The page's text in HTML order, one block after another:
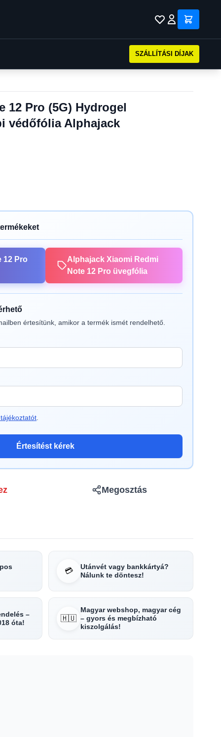
SZÁLLÍTÁSI DÍJAK
12 Pro (5G) Hydrogel
védőfólia Alphajack
12 Pro
Alphajack Xiaomi Redmi
Note 12 Pro üvegfólia
értesítünk, amikor a termék ismét rendelhető.
Értesítést kérek
Megosztás
💳
Utánvét vagy bankkártyá?
Nálunk te döntesz!
–
óta!
🇭🇺
Magyar webshop, magyar cég
– gyors és megbízható
kiszolgálás!